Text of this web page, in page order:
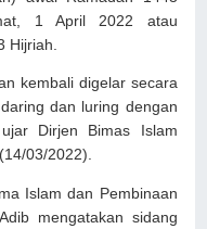
1 April 2022 atau
Hijriah.
kembali digelar secara
dan luring dengan
Dirjen Bimas Islam
03/2022).
Islam dan Pembinaan
mengatakan sidang